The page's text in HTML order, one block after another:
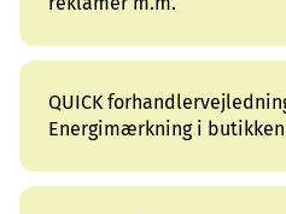
QUICK
Energimærkning i butikken